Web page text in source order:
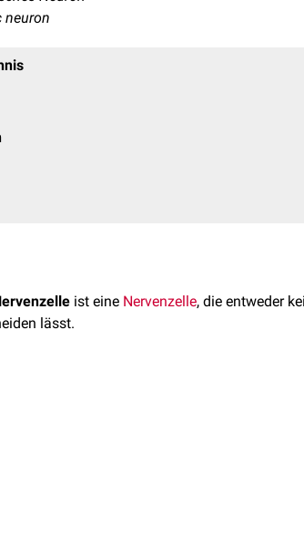
neuron
ist eine Nervenzelle, die entweder
lässt.